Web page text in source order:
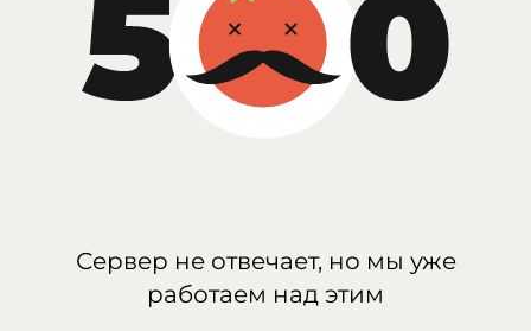
Сервер не отвечает, но мы уже
работаем над этим